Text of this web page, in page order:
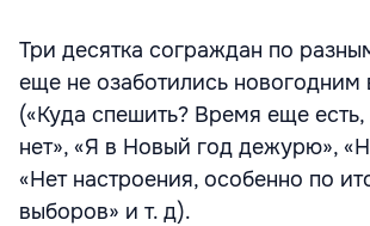
Три десятка сограждан по
еще не озаботились новогодним
(«Куда спешить? Время еще есть,
нет», «Я в Новый год дежурю»,
«Нет настроения, особенно по
выборов» и т. д).